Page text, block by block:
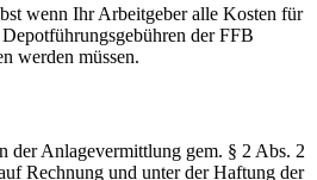
wenn Ihr Arbeitgeber alle Kosten für
der FFB
werden müssen.
der Anlagevermittlung gem. § 2 Abs. 2
Rechnung und unter der Haftung der